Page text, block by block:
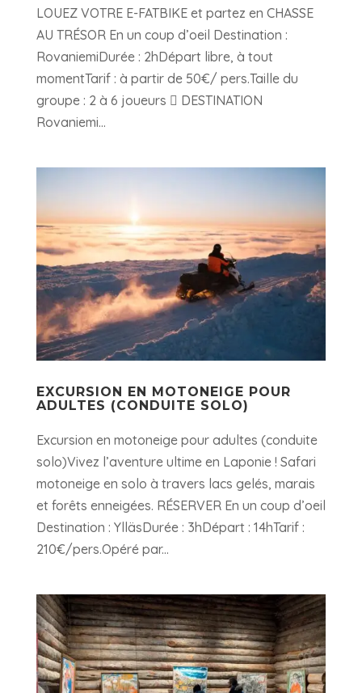
LOUEZ VOTRE E-FATBIKE et partez en CHASSE
AU TRÉSOR En un coup d’oeil Destination :
RovaniemiDurée : 2hDépart libre, à tout
momentTarif : à partir de 50€/ pers.Taille du
groupe : 2 à 6 joueurs  DESTINATION
Rovaniemi...
EXCURSION EN MOTONEIGE POUR
ADULTES (CONDUITE SOLO)
Excursion en motoneige pour adultes (conduite
solo)Vivez l’aventure ultime en Laponie ! Safari
motoneige en solo à travers lacs gelés, marais
et forêts enneigées. RÉSERVER En un coup d’oeil
Destination : YlläsDurée : 3hDépart : 14hTarif :
210€/pers.Opéré par...